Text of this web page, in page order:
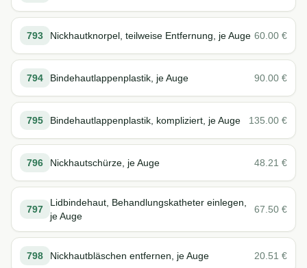
793 Nickhautknorpel, teilweise Entfernung, je Auge 60.00 €
794 Bindehautlappenplastik, je Auge 90.00 €
795 Bindehautlappenplastik, kompliziert, je Auge 135.00 €
796 Nickhautschürze, je Auge 48.21 €
797
Lidbindehaut, Behandlungskatheter einlegen,
je Auge
67.50 €
798 Nickhautbläschen entfernen, je Auge 20.51 €